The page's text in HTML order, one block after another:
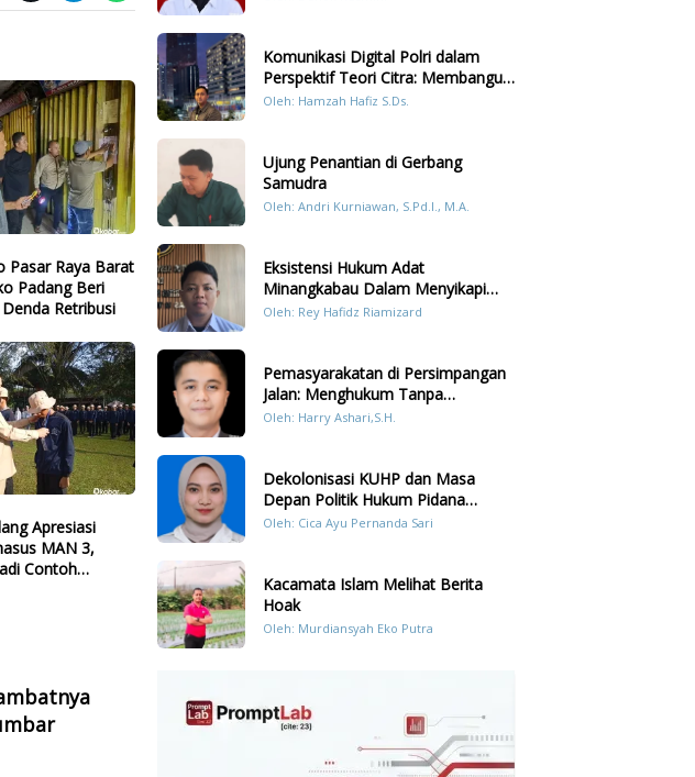
Pasar Raya Barat
Padang Beri
Retribusi
Apresiasi
MAN 3,
Contoh
Komunikasi Digital Polri dalam
Perspektif Teori Citra: Membangun
Kepercayaan Publik Melalui Konten
Oleh: Hamzah Hafiz S.Ds.
Ujung Penantian di Gerbang
Samudra
Oleh: Andri Kurniawan, S.Pd.I., M.A.
Eksistensi Hukum Adat
Minangkabau Dalam Menyikapi
Prilaku LGBT Analisis Perbandingan
Oleh: Rey Hafidz Riamizard
Pemasyarakatan di Persimpangan
Jalan: Menghukum Tanpa
Memulihkan?
Oleh: Harry Ashari,S.H.
Dekolonisasi KUHP dan Masa
Depan Politik Hukum Pidana
Indonesia
Oleh: Cica Ayu Pernanda Sari
Kacamata Islam Melihat Berita
Hoak
Oleh: Murdiansyah Eko Putra